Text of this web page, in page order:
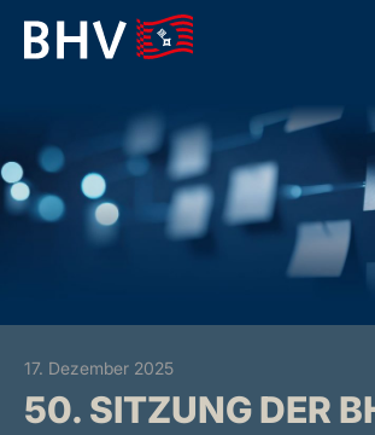
the
content
17. Dezember 2025
50. SITZUNG DER